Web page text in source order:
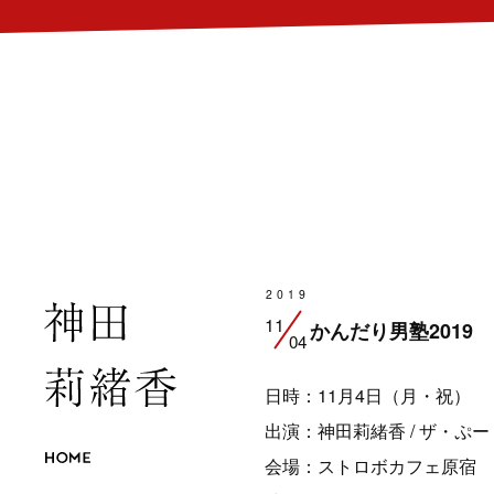
2019
11
04かんだり男塾2019
日時：11月4日（月・祝）
出演：神田莉緒香 / ザ・ぷ
会場：ストロボカフェ原宿